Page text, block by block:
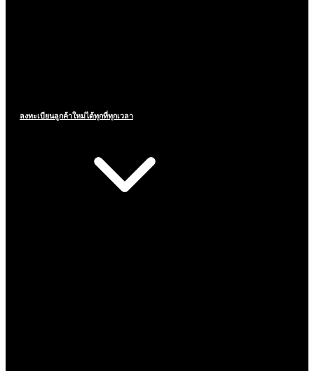
ลงทะเบียนลูกค้าใหม่ได้ทุกที่ทุกเวลา